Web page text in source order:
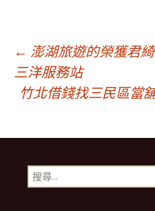
文
章
導
覽
← 澎湖旅遊的榮獲君
三洋服務站
竹北借錢找三民區當
搜
尋